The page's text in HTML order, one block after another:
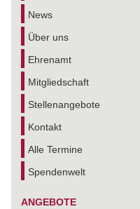
News
Über uns
Ehrenamt
Mitgliedschaft
Stellenangebote
Kontakt
Alle Termine
Spendenwelt
ANGEBOTE